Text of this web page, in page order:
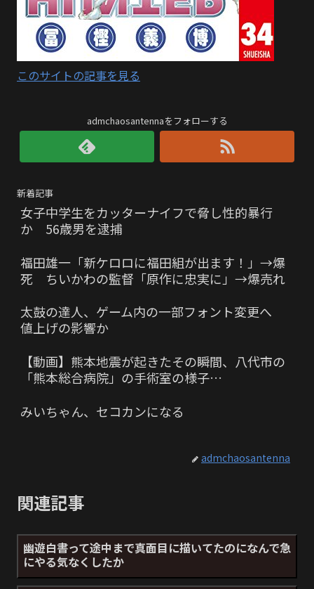
このサイトの記事を見る
admchaosantennaをフォローする
新着記事
女子中学生をカッターナイフで脅し性的暴行
か 56歳男を逮捕
福田雄一「新ケロロに福田組が出ます！」→爆
死 ちいかわの監督「原作に忠実に」→爆売れ
太鼓の達人、ゲーム内の一部フォント変更へ
値上げの影響か
【動画】熊本地震が起きたその瞬間、八代市の
「熊本総合病院」の手術室の様子…
みいちゃん、セコカンになる
admchaosantenna
関連記事
幽遊白書って途中まで真面目に描いてたのになんで急
にやる気なくしたか